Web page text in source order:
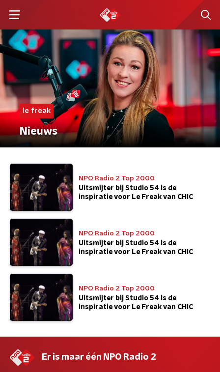
le freak
Nieuws
NPO Radio 2 Top 2000
Uitsmijter bij Studio 54 is de
inspiratie voor Le Freak van CHIC
NPO Radio 2 Top 2000
Uitsmijter bij Studio 54 is de
inspiratie voor Le Freak van CHIC
NPO Radio 2 Top 2000
Uitsmijter bij Studio 54 is de
inspiratie voor Le Freak van CHIC
Er is maar één NPO Radio 2